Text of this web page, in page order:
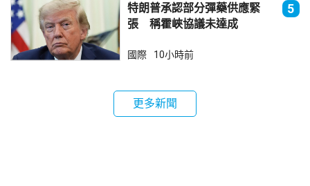
特朗普承認部分彈藥供應緊
張 稱霍峽協議未達成
5
國際 10小時前
更多新聞